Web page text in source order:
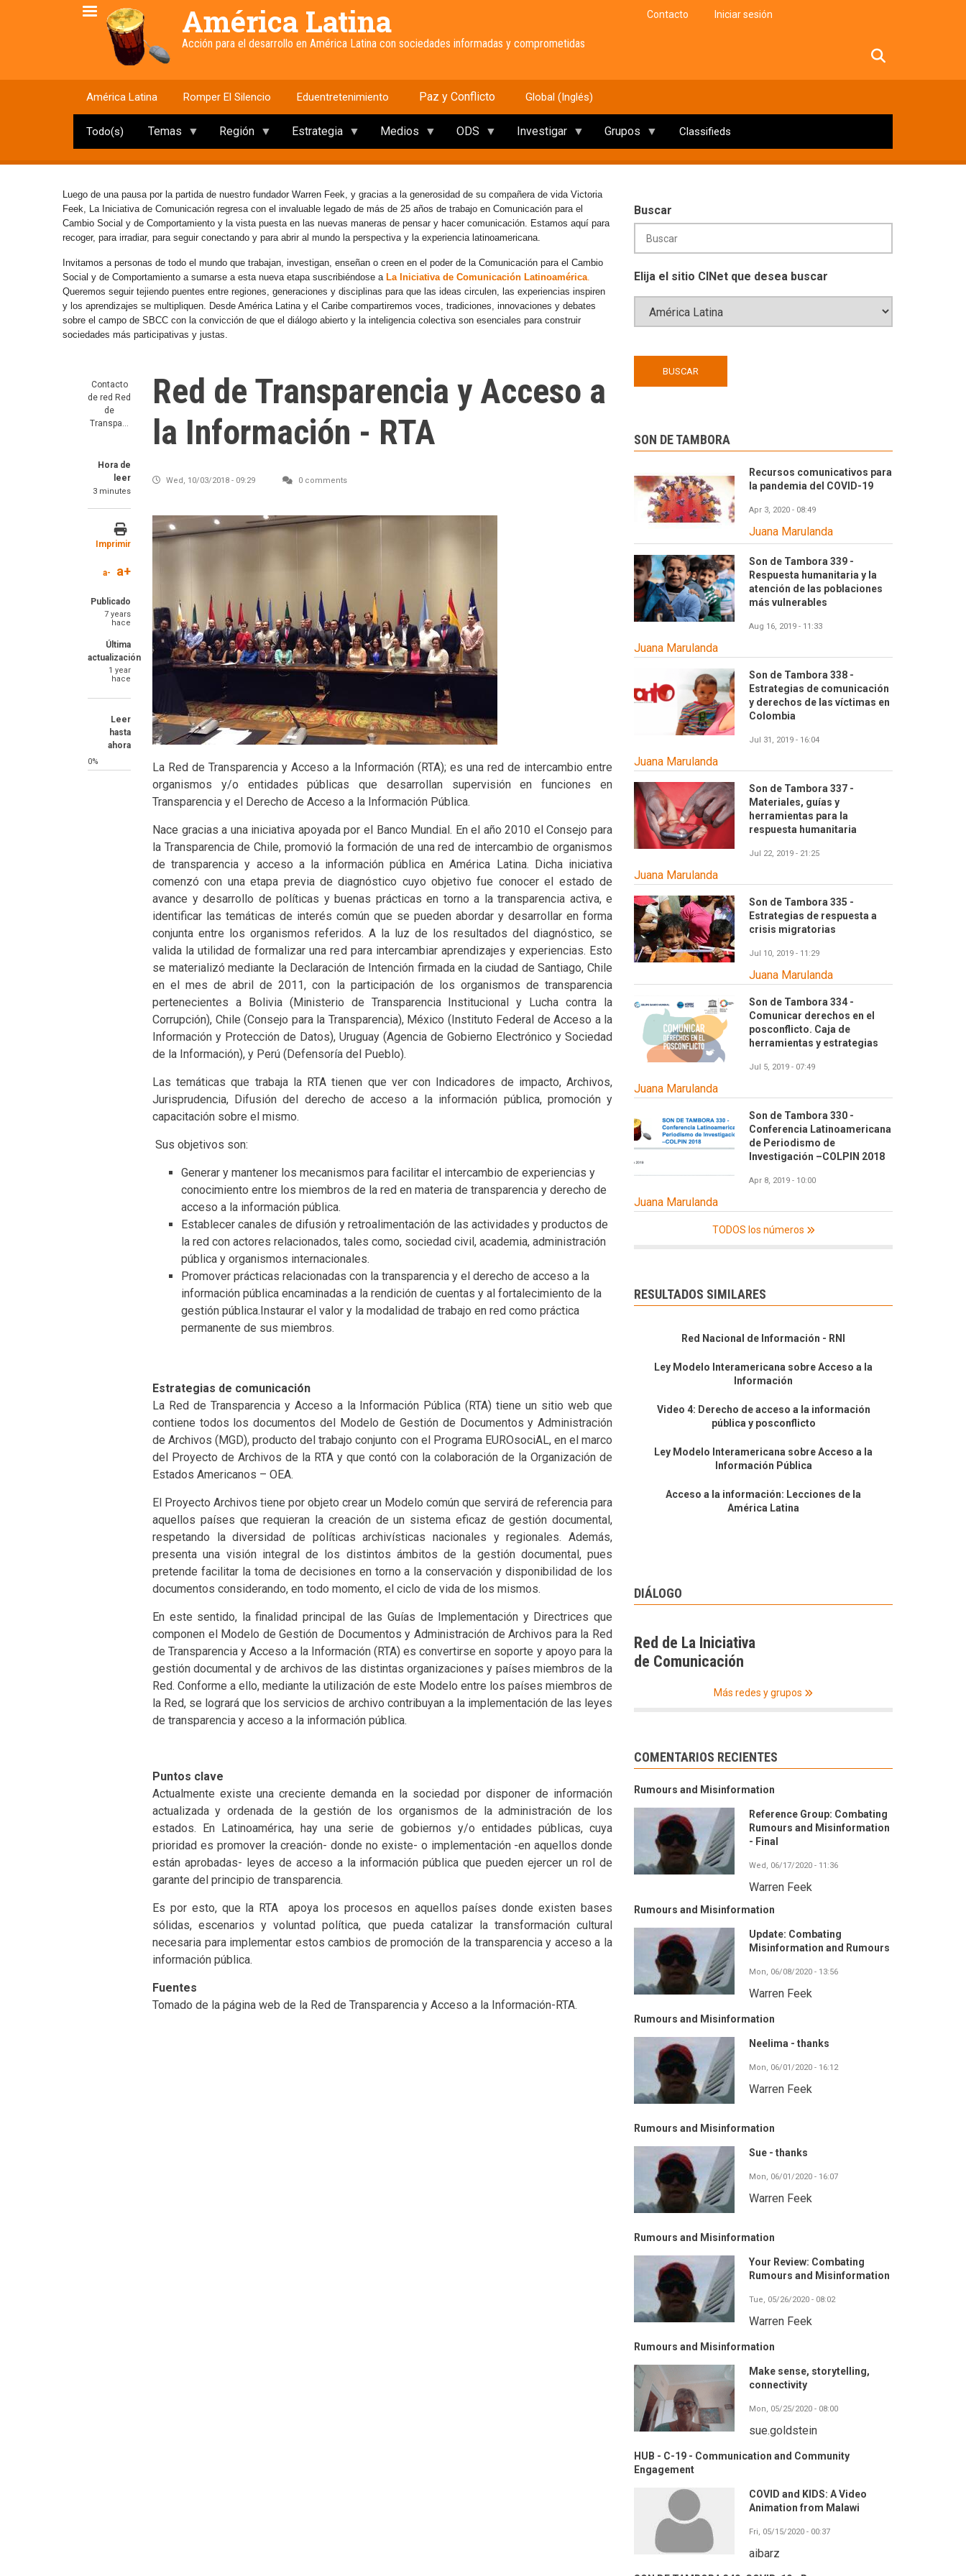
América Latina
Acción para el desarrollo en América Latina con sociedades informadas y comprometidas
Contacto Iniciar sesión
América Latina Romper El Silencio Eduentretenimiento Paz y Conflicto Global (Inglés)
Todo(s) Temas Región Estrategia Medios ODS Investigar Grupos Classifieds
Luego de una pausa por la partida de nuestro fundador Warren Feek, y gracias a la generosidad de su compañera de vida Victoria
Feek, La Iniciativa de Comunicación regresa con el invaluable legado de más de 25 años de trabajo en Comunicación para el
Cambio Social y de Comportamiento y la vista puesta en las nuevas maneras de pensar y hacer comunicación. Estamos aquí para
recoger, para irradiar, para seguir conectando y para abrir al mundo la perspectiva y la experiencia latinoamericana.
Invitamos a personas de todo el mundo que trabajan, investigan, enseñan o creen en el poder de la Comunicación para el Cambio
Social y de Comportamiento a sumarse a esta nueva etapa suscribiéndose a La Iniciativa de Comunicación Latinoamérica.
Queremos seguir tejiendo puentes entre regiones, generaciones y disciplinas para que las ideas circulen, las experiencias inspiren
y los aprendizajes se multipliquen. Desde América Latina y el Caribe compartiremos voces, tradiciones, innovaciones y debates
sobre el campo de SBCC con la convicción de que el diálogo abierto y la inteligencia colectiva son esenciales para construir
sociedades más participativas y justas.
Contacto
de red Red
de
Transpa…
Hora de
leer
3 minutes
Imprimir
a- a+
Publicado
7 years
hace
Última
actualización
1 year
hace
Leer
hasta
ahora
0%
Red de Transparencia y Acceso a
la Información - RTA
Wed, 10/03/2018 - 09:29 0 comments
La Red de Transparencia y Acceso a la Información (RTA); es una red de intercambio entre
organismos y/o entidades públicas que desarrollan supervisión en funciones en
Transparencia y el Derecho de Acceso a la Información Pública.
Nace gracias a una iniciativa apoyada por el Banco Mundial. En el año 2010 el Consejo para
la Transparencia de Chile, promovió la formación de una red de intercambio de organismos
de transparencia y acceso a la información pública en América Latina. Dicha iniciativa
comenzó con una etapa previa de diagnóstico cuyo objetivo fue conocer el estado de
avance y desarrollo de políticas y buenas prácticas en torno a la transparencia activa, e
identificar las temáticas de interés común que se pueden abordar y desarrollar en forma
conjunta entre los organismos referidos. A la luz de los resultados del diagnóstico, se
valida la utilidad de formalizar una red para intercambiar aprendizajes y experiencias. Esto
se materializó mediante la Declaración de Intención firmada en la ciudad de Santiago, Chile
en el mes de abril de 2011, con la participación de los organismos de transparencia
pertenecientes a Bolivia (Ministerio de Transparencia Institucional y Lucha contra la
Corrupción), Chile (Consejo para la Transparencia), México (Instituto Federal de Acceso a la
Información y Protección de Datos), Uruguay (Agencia de Gobierno Electrónico y Sociedad
de la Información), y Perú (Defensoría del Pueblo).
Las temáticas que trabaja la RTA tienen que ver con Indicadores de impacto, Archivos,
Jurisprudencia, Difusión del derecho de acceso a la información pública, promoción y
capacitación sobre el mismo.
Sus objetivos son:
Generar y mantener los mecanismos para facilitar el intercambio de experiencias y
conocimiento entre los miembros de la red en materia de transparencia y derecho de
acceso a la información pública.
Establecer canales de difusión y retroalimentación de las actividades y productos de
la red con actores relacionados, tales como, sociedad civil, academia, administración
pública y organismos internacionales.
Promover prácticas relacionadas con la transparencia y el derecho de acceso a la
información pública encaminadas a la rendición de cuentas y al fortalecimiento de la
gestión pública.Instaurar el valor y la modalidad de trabajo en red como práctica
permanente de sus miembros.
Estrategias de comunicación
La Red de Transparencia y Acceso a la Información Pública (RTA) tiene un sitio web que
contiene todos los documentos del Modelo de Gestión de Documentos y Administración
de Archivos (MGD), producto del trabajo conjunto con el Programa EUROsociAL, en el marco
del Proyecto de Archivos de la RTA y que contó con la colaboración de la Organización de
Estados Americanos – OEA.
El Proyecto Archivos tiene por objeto crear un Modelo común que servirá de referencia para
aquellos países que requieran la creación de un sistema eficaz de gestión documental,
respetando la diversidad de políticas archivísticas nacionales y regionales. Además,
presenta una visión integral de los distintos ámbitos de la gestión documental, pues
pretende facilitar la toma de decisiones en torno a la conservación y disponibilidad de los
documentos considerando, en todo momento, el ciclo de vida de los mismos.
En este sentido, la finalidad principal de las Guías de Implementación y Directrices que
componen el Modelo de Gestión de Documentos y Administración de Archivos para la Red
de Transparencia y Acceso a la Información (RTA) es convertirse en soporte y apoyo para la
gestión documental y de archivos de las distintas organizaciones y países miembros de la
Red. Conforme a ello, mediante la utilización de este Modelo entre los países miembros de
la Red, se logrará que los servicios de archivo contribuyan a la implementación de las leyes
de transparencia y acceso a la información pública.
Puntos clave
Actualmente existe una creciente demanda en la sociedad por disponer de información
actualizada y ordenada de la gestión de los organismos de la administración de los
estados. En Latinoamérica, hay una serie de gobiernos y/o entidades públicas, cuya
prioridad es promover la creación- donde no existe- o implementación -en aquellos donde
están aprobadas- leyes de acceso a la información pública que pueden ejercer un rol de
garante del principio de transparencia.
Es por esto, que la RTA apoya los procesos en aquellos países donde existen bases
sólidas, escenarios y voluntad política, que pueda catalizar la transformación cultural
necesaria para implementar estos cambios de promoción de la transparencia y acceso a la
información pública.
Fuentes
Tomado de la página web de la Red de Transparencia y Acceso a la Información-RTA.
Buscar
Elija el sitio CINet que desea buscar
SON DE TAMBORA
Recursos comunicativos para
la pandemia del COVID-19
Apr 3, 2020 - 08:49
Juana Marulanda
Son de Tambora 339 -
Respuesta humanitaria y la
atención de las poblaciones
más vulnerables
Aug 16, 2019 - 11:33
Juana Marulanda
Son de Tambora 338 -
Estrategias de comunicación
y derechos de las víctimas en
Colombia
Jul 31, 2019 - 16:04
Juana Marulanda
Son de Tambora 337 -
Materiales, guías y
herramientas para la
respuesta humanitaria
Jul 22, 2019 - 21:25
Juana Marulanda
Son de Tambora 335 -
Estrategias de respuesta a
crisis migratorias
Jul 10, 2019 - 11:29
Juana Marulanda
Son de Tambora 334 -
Comunicar derechos en el
posconflicto. Caja de
herramientas y estrategias
Jul 5, 2019 - 07:49
Juana Marulanda
Son de Tambora 330 -
Conferencia Latinoamericana
de Periodismo de
Investigación –COLPIN 2018
Apr 8, 2019 - 10:00
Juana Marulanda
TODOS los números
RESULTADOS SIMILARES
Red Nacional de Información - RNI
Ley Modelo Interamericana sobre Acceso a la
Información
Video 4: Derecho de acceso a la información
pública y posconflicto
Ley Modelo Interamericana sobre Acceso a la
Información Pública
Acceso a la información: Lecciones de la
América Latina
DIÁLOGO
Red de La Iniciativa
de Comunicación
Más redes y grupos
COMENTARIOS RECIENTES
Rumours and Misinformation
Reference Group: Combating
Rumours and Misinformation
- Final
Wed, 06/17/2020 - 11:36
Warren Feek
Rumours and Misinformation
Update: Combating
Misinformation and Rumours
Mon, 06/08/2020 - 13:56
Warren Feek
Rumours and Misinformation
Neelima - thanks
Mon, 06/01/2020 - 16:12
Warren Feek
Rumours and Misinformation
Sue - thanks
Mon, 06/01/2020 - 16:07
Warren Feek
Rumours and Misinformation
Your Review: Combating
Rumours and Misinformation
Tue, 05/26/2020 - 08:02
Warren Feek
Rumours and Misinformation
Make sense, storytelling,
connectivity
Mon, 05/25/2020 - 08:00
sue.goldstein
HUB - C-19 - Communication and Community
Engagement
COVID and KIDS: A Video
Animation from Malawi
Fri, 05/15/2020 - 00:37
aibarz